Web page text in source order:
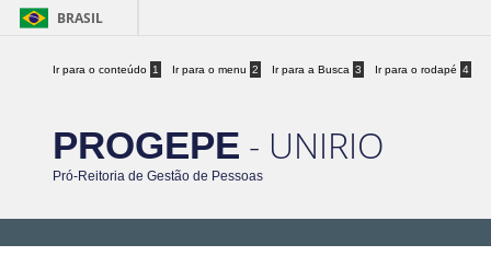
BRASIL
Ir para o conteúdo 1 Ir para o menu 2 Ir para a Busca 3 Ir para o rodapé 4
PROGEPE - UNIRIO
Pró-Reitoria de Gestão de Pessoas